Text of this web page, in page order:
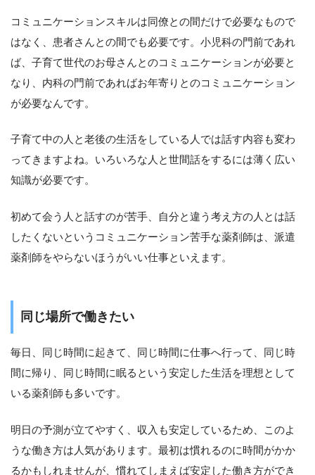
コミュニケーションスキルは同僚との間だけで必要なもので
はなく、患者さんとの間でも必要です。小児科の門前であれ
ば、子育て世代のお母さんとのコミュニケーションが必要と
なり、内科の門前であればお年寄りとのコミュニケーション
が必要なんです。
子育て中の人と老後の生活をしている人では話す内容も変わ
ってきますよね。いろいろな人と世間話をするには薄く広い
知識が必要です。
初めて会う人と話すのが苦手、自分と違う考え方の人とは話
したくないというコミュニケーション苦手な薬剤師は、派遣
薬剤師をやらないほうがいい仕事といえます。
同じ場所で働きたい
毎日、同じ時間に起きて、同じ時間に仕事へ行って、同じ時
間に帰り、同じ時間に眠るという安定した生活を理想として
いる薬剤師も多いです。
明日の予測が立てやすく、収入も安定しているため、このよ
うな働き方は人気があります。最初は慣れるのに時間がかか
るかもしれませんが、慣れてしまえば安定した働き方ができ